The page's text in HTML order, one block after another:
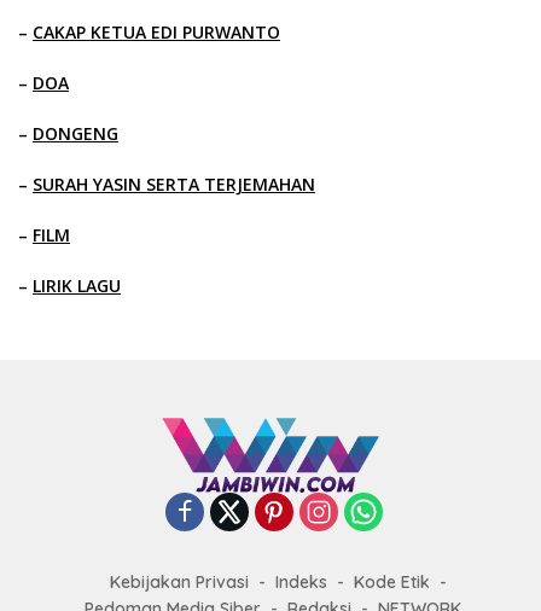
– CAKAP KETUA EDI PURWANTO
– DOA
– DONGENG
– SURAH YASIN SERTA TERJEMAHAN
– FILM
– LIRIK LAGU
Kebijakan Privasi Indeks
Kode Etik